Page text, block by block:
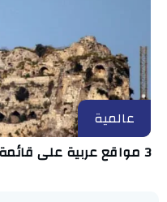
عالمية
3 مواقع عربية على قائمة التراث العالمي المهدد بالخطر